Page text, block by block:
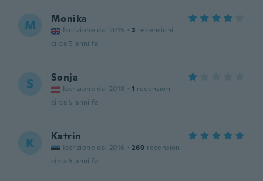
M Monika
Iscrizione dal 2015 · 2 recensioni
circa 5 anni fa
S Sonja
Iscrizione dal 2018 · 1 recensioni
circa 5 anni fa
K Katrin
Iscrizione dal 2016 · 269 recensioni
circa 5 anni fa